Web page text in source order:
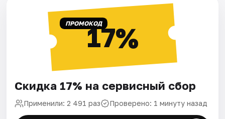
ПРОМОКОД17%
Скидка 17% на сервисный сбор
Применили: 2 491 раз Проверено: 1 минуту назад